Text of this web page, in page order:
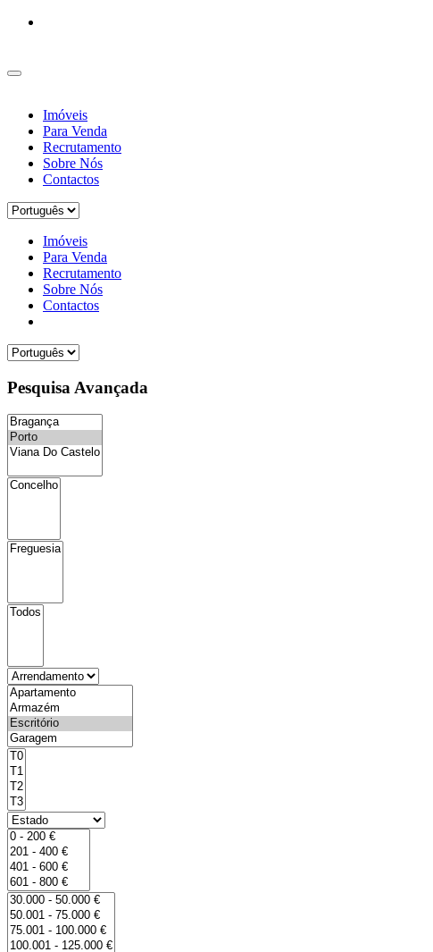
Imóveis
Para Venda
Recrutamento
Sobre Nós
Contactos
Imóveis
Para Venda
Recrutamento
Sobre Nós
Contactos
Pesquisa Avançada